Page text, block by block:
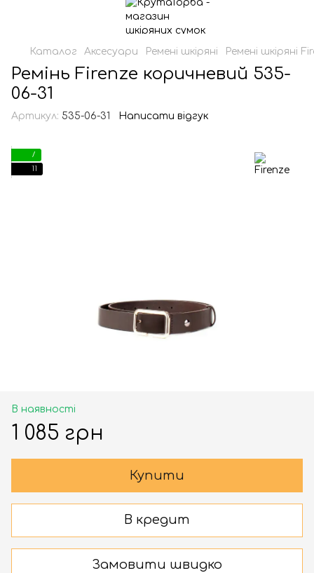
Каталог Аксесуари Ремені шкіряні Ремені шкіряні
Ремінь Firenze коричневий 535-
06-31
Артикул: 535-06-31 Написати відгук
7
11
В наявності
1 085 грн
Купити
В кредит
Замовити швидко